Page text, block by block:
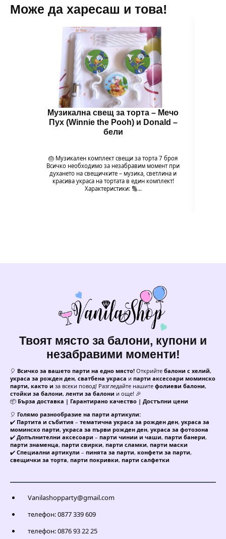
Може да харесаш и това!
Музикална свещ за торта – Мечо
Пух (Winnie the Pooh) и Donald –
бели
🎂 Музикален комплект свещи за торта 7 броя
Всичко необходимо за незабравим момент при
духането на свещичките – музика, светлина и
красива украса на тортата в един комплект!
Характеристики: 🔢…
Твоят място за балони, купони и
незабравими моменти!
🎈 Всичко за вашето парти на едно място! Открийте балони с хелий,
украса за рожден ден, сватбена украса и парти аксесоари моминско
парти, както и за всеки повод! Разгледайте нашите фолиеви балони,
стойки за балони, ленти за балони и още! 🎉
📦 Бърза доставка | Гарантирано качество | Достъпни цени
🎈 Голямо разнообразие на парти артикули:
✔️ Партита и събития – тематична украса за рожден ден, украса за
моминско парти, украса за първи рожден ден, украса за фотозона
✔️ Допълнителни аксесоари – парти чинии и чаши, парти банери,
парти знаменца, парти свирки, парти сламки, парти маски
✔️ Специални артикули – пинята за парти, конфети за парти,
свещички за торта, парти покривки, парти салфетки
Vanilashopparty@gmail.com
телефон: 0877 339 609
телефон: 0876 93 22 25